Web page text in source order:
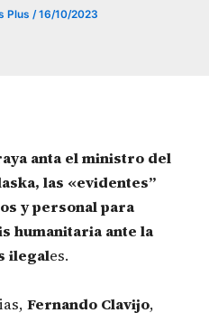
Plus /16/10/2023
anta el ministro del
las «evidentes”
y personal para
humanitaria ante la
ilegales.
Fernando Clavijo,